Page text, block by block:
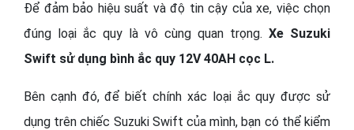
Để đảm bảo hiệu suất và độ tin cậy của xe, việc chọn
đúng loại ắc quy là vô cùng quan trọng. Xe Suzuki
Swift sử dụng bình ắc quy 12V 40AH cọc L.
Bên cạnh đó, để biết chính xác loại ắc quy được sử
dụng trên chiếc Suzuki Swift của mình, bạn có thể kiểm